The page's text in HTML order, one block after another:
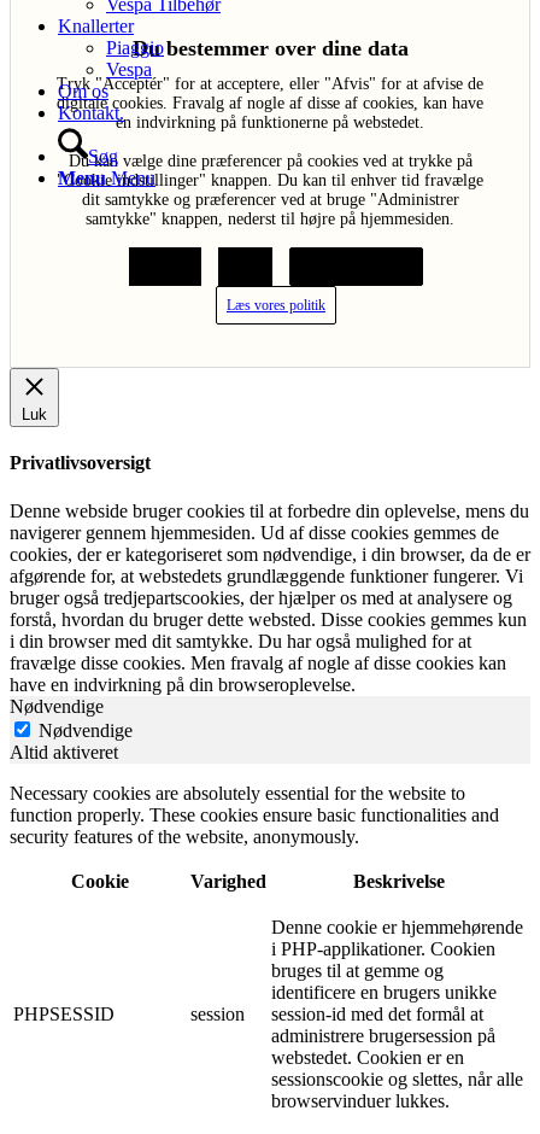
Vespa Tilbehør
Knallerter
Piaggio
Vespa
Om os
Kontakt.
Søg
Menu Menu
Du bestemmer over dine data
Tryk "Acceptér" for at acceptere, eller "Afvis" for at afvise de
digitale cookies. Fravalg af nogle af disse af cookies, kan have
en indvirkning på funktionerne på webstedet.
Du kan vælge dine præferencer på cookies ved at trykke på
"Cookie indstillinger" knappen. Du kan til enhver tid fravælge
dit samtykke og præferencer ved at bruge "Administrer
samtykke" knappen, nederst til højre på hjemmesiden.
Læs vores politik
Luk
Privatlivsoversigt
Denne webside bruger cookies til at forbedre din oplevelse, mens du
navigerer gennem hjemmesiden. Ud af disse cookies gemmes de
cookies, der er kategoriseret som nødvendige, i din browser, da de er
afgørende for, at webstedets grundlæggende funktioner fungerer. Vi
bruger også tredjepartscookies, der hjælper os med at analysere og
forstå, hvordan du bruger dette websted. Disse cookies gemmes kun
i din browser med dit samtykke. Du har også mulighed for at
fravælge disse cookies. Men fravalg af nogle af disse cookies kan
have en indvirkning på din browseroplevelse.
Nødvendige
Nødvendige
Altid aktiveret
Necessary cookies are absolutely essential for the website to
function properly. These cookies ensure basic functionalities and
security features of the website, anonymously.
Cookie Varighed Beskrivelse
PHPSESSID session
Denne cookie er hjemmehørende
i PHP-applikationer. Cookien
bruges til at gemme og
identificere en brugers unikke
session-id med det formål at
administrere brugersession på
webstedet. Cookien er en
sessionscookie og slettes, når alle
browservinduer lukkes.